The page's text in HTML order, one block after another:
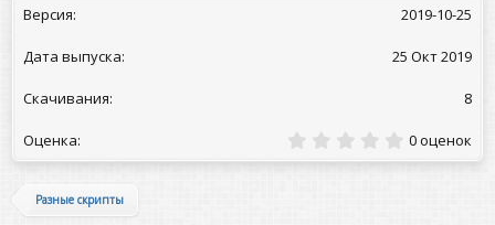
2019-10-25
25 Окт 2019
8
0
,
0 оценок
Разные скрипты